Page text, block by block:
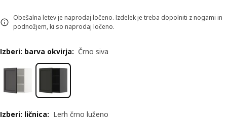
Obešalna letev je naprodaj ločeno. Izdelek je treba dopolniti z nogami in
podnožjem, ki so naprodaj ločeno.
Izberi: barva okvirja: Črno siva
Izberi: ličnica: Lerh črno luženo